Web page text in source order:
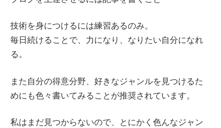
技術を身につけるには練習あるのみ。
毎日続けることで、力になり、なりたい自分になれ
る。
また自分の得意分野、好きなジャンルを見つけるた
めにも色々書いてみることが推奨されています。
私はまだ見つからないので、とにかく色んなジャン